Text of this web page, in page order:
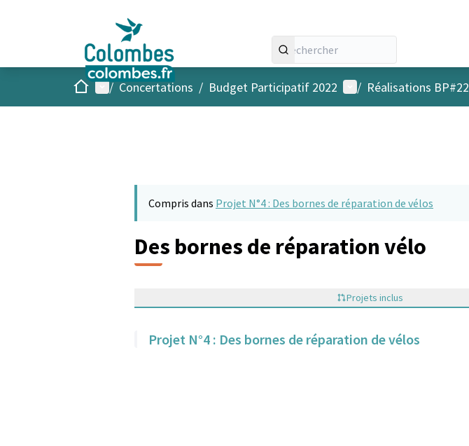
AccueilMenu principal
/ Concertations / Budget Participatif 2022 Menu utilisateur
/ Réalisations BP#22
Compris dans Projet N°4 : Des bornes de réparation de vélos
Des bornes de réparation vélo
Projets inclus
Projet N°4 : Des bornes de réparation de vélos